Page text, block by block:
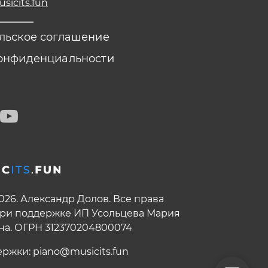
соглашение
Александр Долов. Все права
поддержке ИП Усольцева Мария
ОГРН 312370204800074
piano@musicits.fun